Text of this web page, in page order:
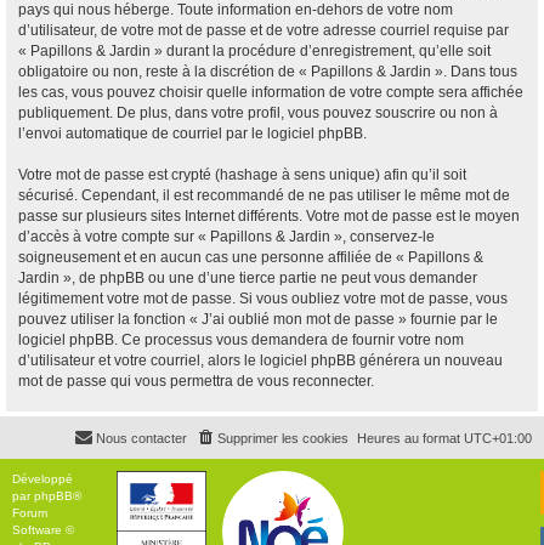
pays qui nous héberge. Toute information en-dehors de votre nom
d’utilisateur, de votre mot de passe et de votre adresse courriel requise par
« Papillons & Jardin » durant la procédure d’enregistrement, qu’elle soit
obligatoire ou non, reste à la discrétion de « Papillons & Jardin ». Dans tous
les cas, vous pouvez choisir quelle information de votre compte sera affichée
publiquement. De plus, dans votre profil, vous pouvez souscrire ou non à
l’envoi automatique de courriel par le logiciel phpBB.
Votre mot de passe est crypté (hashage à sens unique) afin qu’il soit
sécurisé. Cependant, il est recommandé de ne pas utiliser le même mot de
passe sur plusieurs sites Internet différents. Votre mot de passe est le moyen
d’accès à votre compte sur « Papillons & Jardin », conservez-le
soigneusement et en aucun cas une personne affiliée de « Papillons &
Jardin », de phpBB ou une d’une tierce partie ne peut vous demander
légitimement votre mot de passe. Si vous oubliez votre mot de passe, vous
pouvez utiliser la fonction « J’ai oublié mon mot de passe » fournie par le
logiciel phpBB. Ce processus vous demandera de fournir votre nom
d’utilisateur et votre courriel, alors le logiciel phpBB générera un nouveau
mot de passe qui vous permettra de vous reconnecter.
Heures au format UTC+01:00
Supprimer les cookies
Nous contacter
Développé
parphpBB®
Forum
Software ©